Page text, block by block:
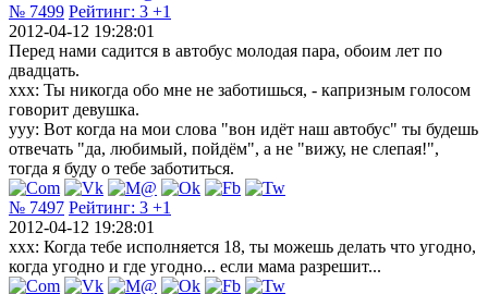
№ 7499 Рейтинг: 3 +1
2012-04-12 19:28:01
Перед нами садится в автобус молодая пара, обоим лет по
двадцать.
xxx: Ты никогда обо мне не заботишься, - капризным голосом
говорит девушка.
yyy: Вот когда на мои слова "вон идёт наш автобус" ты будешь
отвечать "да, любимый, пойдём", а не "вижу, не слепая!",
тогда я буду о тебе заботиться.
№ 7497 Рейтинг: 3 +1
2012-04-12 19:28:01
xxx: Когда тебе исполняется 18, ты можешь делать что угодно,
когда угодно и где угодно... если мама разрешит...